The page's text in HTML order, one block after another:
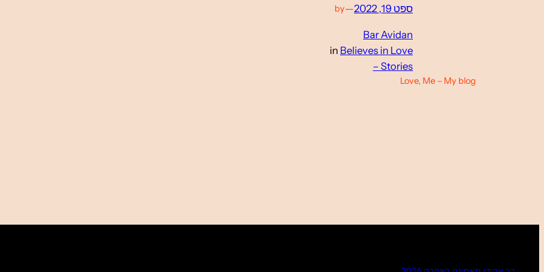
ספט 19, 2022 —
by
Bar Avidan
in Believes in Love
– Stories
Love, Me – My blog